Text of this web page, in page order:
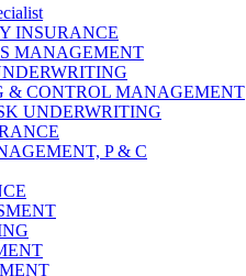
INSURANCE
MANAGEMENT
& CONTROL MANAGEMENT
UNDERWRITING
P & C